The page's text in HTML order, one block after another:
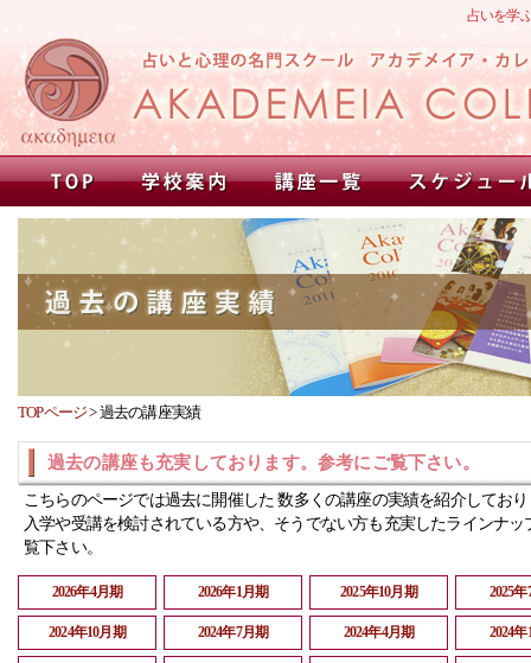
占いを学
TOPページ>過去の講座実績
過去の講座も充実しております。参考にご覧下さい。
こちらのページでは過去に開催した 数多くの講座の実績を紹介してお
入学や受講を検討されている方や、そうでない方も充実したラインナッ
覧下さい。
2026年4月期 2026年1月期 2025年10月期 2025
2024年10月期 2024年7月期 2024年4月期 2024